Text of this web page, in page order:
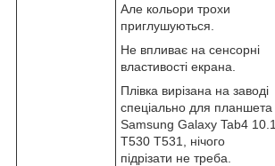
Але кольори трохи
приглушуються.
Не впливає на сенсорні
властивості екрана.
Плівка вирізана на заводі
спеціально для планшета
Samsung Galaxy Tab4 10.1
T530 T531, нічого
підрізати не треба.